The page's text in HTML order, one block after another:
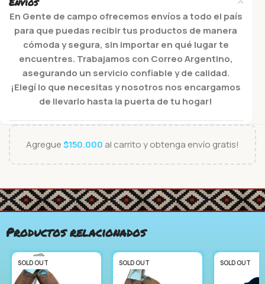
En Gente de campo ofrecemos envíos a todo el país
para que puedas recibir tus productos de manera
cómoda y segura, sin importar en qué lugar te
encuentres. Trabajamos con Correo Argentino,
asegurando un servicio confiable y de calidad.
¡Elegí lo que necesitas y nosotros nos encargamos
de llevarlo hasta la puerta de tu hogar!
Agregue$150.000 al carrito y obtenga envío gratis!
Productos relacionados
SOLD OUT SOLD OUT SOLD OUT